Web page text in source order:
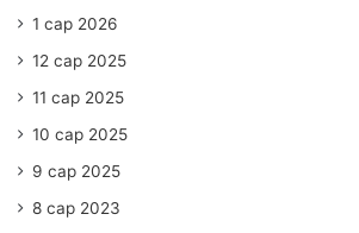
1 сар 2026
12 сар 2025
11 сар 2025
10 сар 2025
9 сар 2025
8 сар 2023